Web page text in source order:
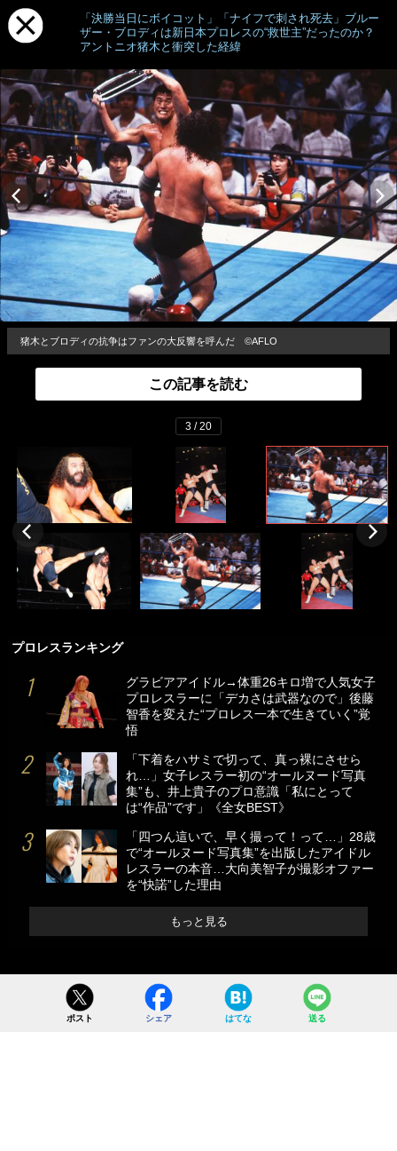
「決勝当日にボイコット」「ナイフで刺され死去」ブルー
ザー・ブロディは新日本プロレスの“救世主”だったのか？
アントニオ猪木と衝突した経緯
猪木とブロディの抗争はファンの大反響を呼んだ ©AFLO
この記事を読む
3 / 20
プロレスランキング
グラビアアイドル→体重26キロ増で人気女子
プロレスラーに「デカさは武器なので」後藤
智香を変えた“プロレス一本で生きていく”覚
悟
「下着をハサミで切って、真っ裸にさせら
れ…」女子レスラー初の“オールヌード写真
集”も、井上貴子のプロ意識「私にとって
は“作品”です」《全女BEST》
「四つん這いで、早く撮って！って…」28歳
で“オールヌード写真集”を出版したアイドル
レスラーの本音…大向美智子が撮影オファー
を“快諾”した理由
もっと見る
ポスト シェア はてな 送る